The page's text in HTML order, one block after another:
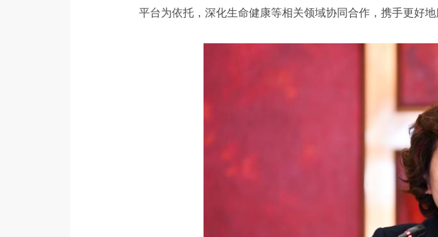
平台为依托，深化生命健康等相关领域协同合作，携手更好